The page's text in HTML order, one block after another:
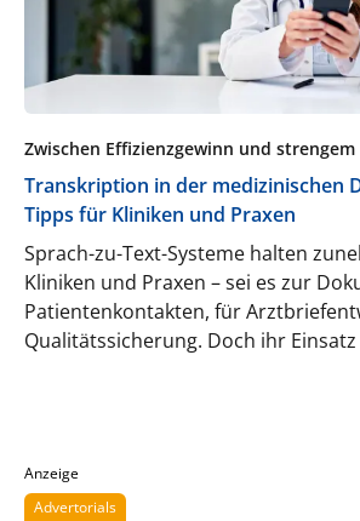
Zwischen Effizienzgewinn und
Transkription in der medizinischen
Tipps für Kliniken und Praxen
Sprach-zu-Text-Systeme halten
Kliniken und Praxen – sei es zur
Patientenkontakten, für
Qualitätssicherung. Doch ihr
Experte Felix Pflüger im folgenden
Anzeige
Advertorials